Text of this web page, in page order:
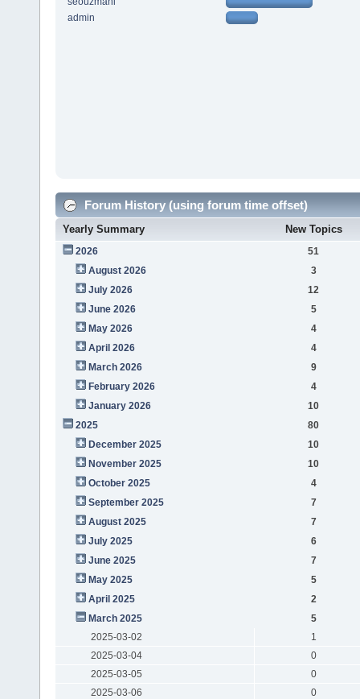
admin
Forum History (using forum time offset)
Yearly Summary New Topics
2026
51
August 2026
3
July 2026
12
June 2026
5
May 2026
4
April 2026
4
March 2026
9
February 2026
4
January 2026
10
2025
80
December 2025
10
November 2025
10
October 2025
4
September 2025
7
August 2025
7
July 2025
6
June 2025
7
May 2025
5
April 2025
2
March 2025
5
2025-03-02
1
2025-03-04
0
2025-03-05
0
2025-03-06
0